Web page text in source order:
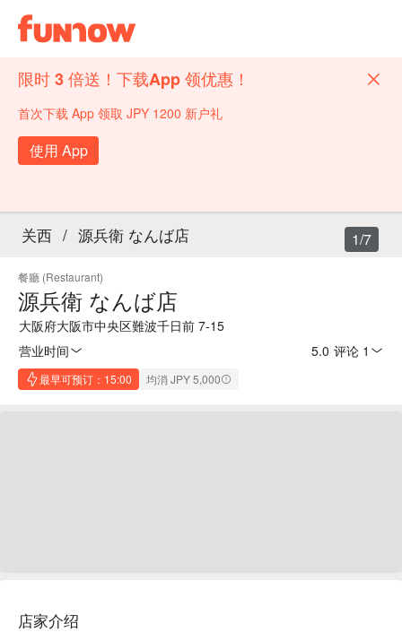
限时 3 倍送！下载App 领优惠！
首次下载 App 领取 JPY 1200 新户礼
使用 App
关西 / 源兵衛 なんば店
餐廳 (Restaurant)
源兵衛 なんば店
大阪府大阪市中央区難波千日前 7-15
营业时间
5.0 评论 1
最早可预订：15:00 均消 JPY 5,000
1/7
店家介绍